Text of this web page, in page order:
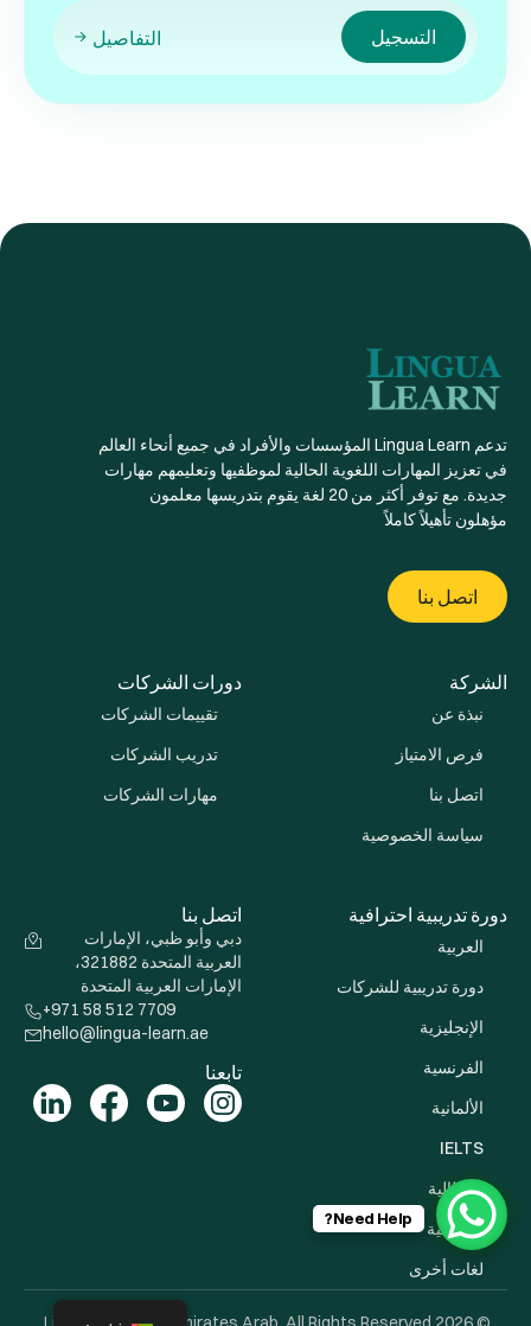
التسجيل التفاصيل
تدعم Lingua Learn المؤسسات والأفراد في جميع أنحاء العالم
في تعزيز المهارات اللغوية الحالية لموظفيها وتعليمهم مهارات
جديدة. مع توفر أكثر من 20 لغة يقوم بتدريسها معلمون
مؤهلون تأهيلاً كاملاً
اتصل بنا
الشركة
نبذة عن
فرص الامتياز
اتصل بنا
سياسة الخصوصية
دورات الشركات
تقييمات الشركات
تدريب الشركات
مهارات الشركات
دورة تدريبية احترافية
العربية
دورة تدريبية للشركات
الإنجليزية
الفرنسية
الألمانية
IELTS
الإيطالية
الإسبانية
لغات أخرى
اتصل بنا
دبي وأبو ظبي، الإمارات
العربية المتحدة 321882،
الإمارات العربية المتحدة
+971 58 512 7709
hello@lingua-learn.ae
تابعنا
Need Help?